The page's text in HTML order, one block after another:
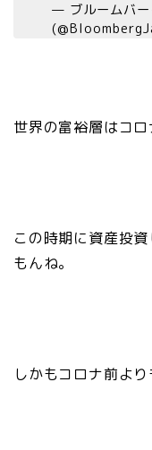
— ブルームバー
世界の富裕層はコ
この時期に資産投
もんね。
しかもコロナ前よ